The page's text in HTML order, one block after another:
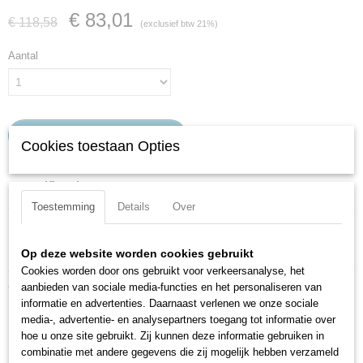
€ 118,58 € 83,01 (exclusief btw 21%)
Aantal
Specificaties
Productcode leverancier
Z4081E1522
Netto gewicht
1,48 Kg
Omschrijving
PU-leiding polyether 8x5,5 zwart 1198A (50 mtr).
Ook interessant
Cookies toestaan Opties
Toestemming Details Over
Op deze website worden cookies gebruikt
Cookies worden door ons gebruikt voor verkeersanalyse, het
aanbieden van sociale media-functies en het personaliseren van
informatie en advertenties. Daarnaast verlenen we onze sociale
media-, advertentie- en analysepartners toegang tot informatie over
hoe u onze site gebruikt. Zij kunnen deze informatie gebruiken in
combinatie met andere gegevens die zij mogelijk hebben verzameld